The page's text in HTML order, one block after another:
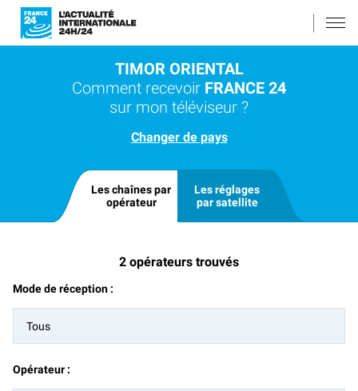
TIMOR ORIENTAL
Comment recevoir FRANCE 24
sur mon téléviseur ?
Changer de pays
Les chaînes par
opérateur
Les réglages
par satellite
2 opérateurs trouvés
Mode de réception :
Tous
Opérateur :